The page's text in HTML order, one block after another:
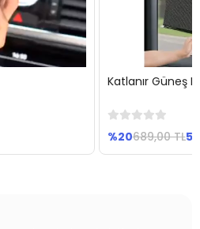
Katlanır Güneş
%20689,00 TL